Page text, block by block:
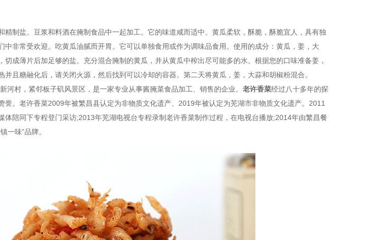
精制盐。豆浆和料酒在腌制食品中一起加工。它的味道咸而适中。黄瓜柔软，酥脆，酥脆宜人，具有独
中非常受欢迎。吃黄瓜油腻而开胃。它可以单独食用或作为调味品食用。使用的成分：黄瓜，姜，大
成薄片后加足够的盐。充分混合腌制的黄瓜，并从黄瓜中榨出尽可能多的水。根据您的口味准备姜，
且糖融化后，请关闭火源，然后找到可以冷却的容器。第二天将黄瓜，姜，大蒜和胡椒粉混合。
河村，紧邻板子矶风景区，是一家专业从事酱腌菜食品加工、销售的企业。 老许香菜经过八十多年的探
誉。老许香菜2009年被繁昌县认定为非物质文化遗产、2019年被认定为芜湖市非物质文化遗产。2011
体陪同下专程登门采访;2013年芜湖电视台专程录制老许香菜制作过程，在电视台播放;2014年由繁昌餐
一味”品牌。